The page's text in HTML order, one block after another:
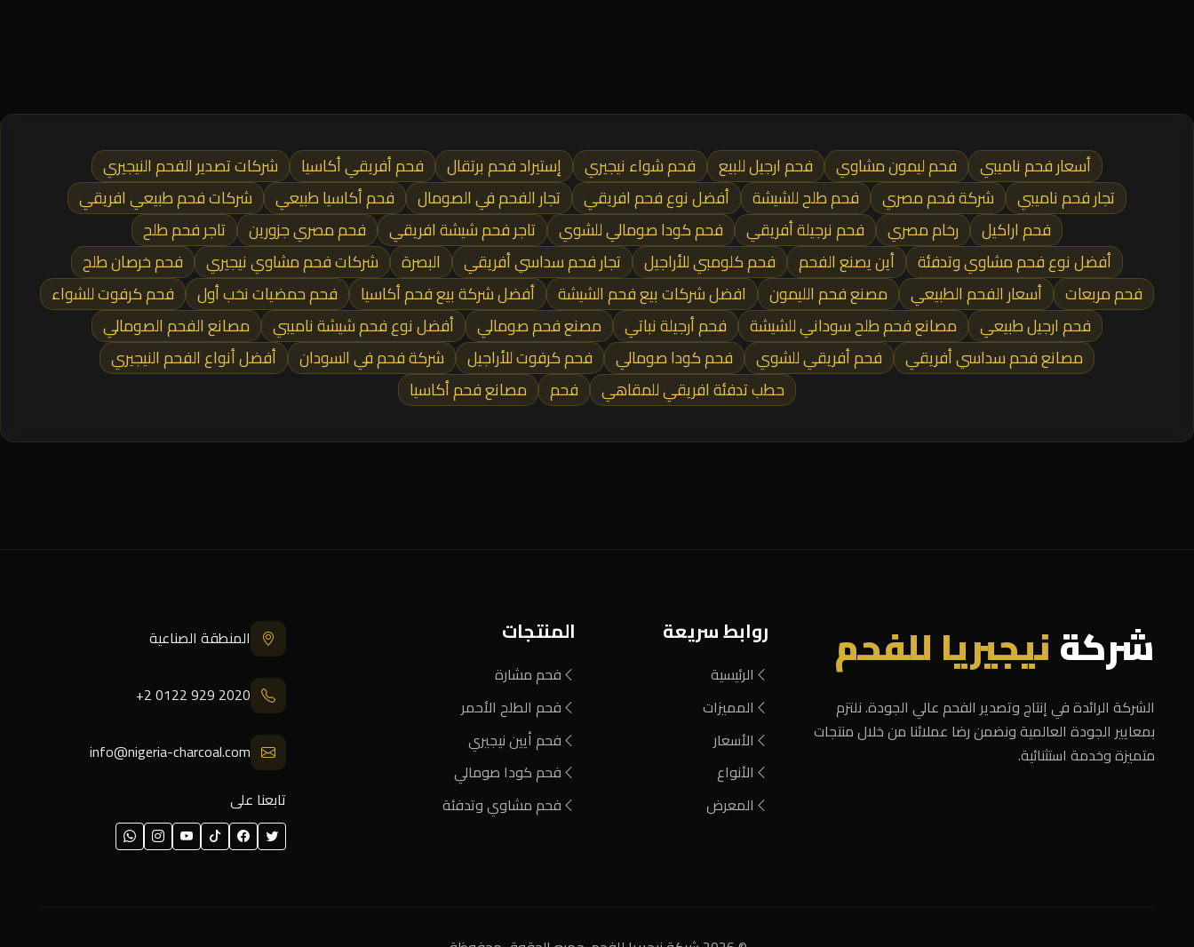
أسعار فحم ناميبي فحم ليمون مشاوي فحم ارجيل للبيع فحم شواء نيجيري إستيراد فحم برتقال فحم أفريقي أكاسيا
شركات تصدير الفحم النيجيري
تجار فحم ناميبي
شركة فحم مصري فحم طلح للشيشة أفضل نوع فحم افريقي تجار الفحم في الصومال فحم أكاسيا طبيعي
شركات فحم طبيعي افريقي
فحم اراكيل
رخام مصري فحم نرجيلة أفريقي فحم كودا صومالي للشوي تاجر فحم شيشة افريقي فحم مصري جزورين
تاجر فحم طلح
أفضل نوع فحم مشاوي وتدفئة
أين يصنع الفحم فحم كلومبي للأراجيل تجار فحم سداسي أفريقي البصرة شركات فحم مشاوي نيجيري
فحم خرصان طلح
فحم مربعات
أسعار الفحم الطبيعي مصنع فحم الليمون افضل شركات بيع فحم الشيشة أفضل شركة بيع فحم أكاسيا فحم حمضيات نخب أول
فحم كرفوت للشواء
فحم ارجيل طبيعي
مصانع فحم طلح سوداني للشيشة فحم أرجيلة نباتي مصنع فحم صومالي أفضل نوع فحم شيشة ناميبي
مصانع الفحم الصومالي
مصانع فحم سداسي أفريقي
فحم أفريقي للشوي فحم كودا صومالي فحم كرفوت للأراجيل شركة فحم في السودان
أفضل أنواع الفحم النيجيري
حطب تدفئة افريقي للمقاهي
فحم مصانع فحم أكاسيا
شركةنيجيريا للفحم
الشركة الرائدة في إنتاج وتصدير الفحم عالي الجودة. نلتزم
بمعايير الجودة العالمية ونضمن رضا عملائنا من خلال منتجات
متميزة وخدمة استثنائية.
روابط سريعة
الرئيسية
المميزات
الأسعار
الأنواع
المعرض
المنتجات
فحم مشارة
فحم الطلح الأحمر
فحم أيين نيجيري
فحم كودا صومالي
فحم مشاوي وتدفئة
المنطقة الصناعية
+2 0122 929 2020
info@nigeria-charcoal.com
تابعنا على